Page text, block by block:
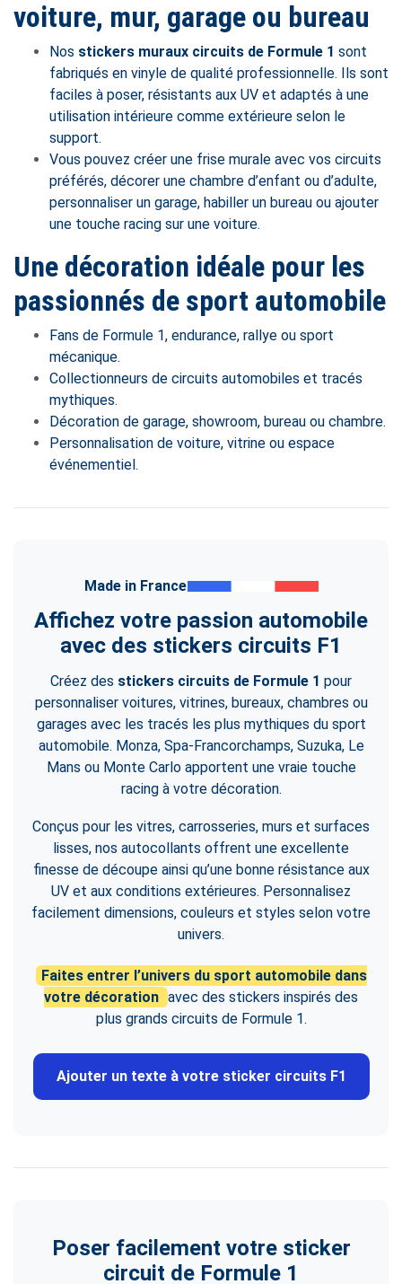
voiture, mur, garage ou bureau
Nos stickers muraux circuits de Formule 1 sont
fabriqués en vinyle de qualité professionnelle. Ils sont
faciles à poser, résistants aux UV et adaptés à une
utilisation intérieure comme extérieure selon le
support.
Vous pouvez créer une frise murale avec vos circuits
préférés, décorer une chambre d’enfant ou d’adulte,
personnaliser un garage, habiller un bureau ou ajouter
une touche racing sur une voiture.
Une décoration idéale pour les
passionnés de sport automobile
Fans de Formule 1, endurance, rallye ou sport
mécanique.
Collectionneurs de circuits automobiles et tracés
mythiques.
Décoration de garage, showroom, bureau ou chambre.
Personnalisation de voiture, vitrine ou espace
événementiel.
Made in France
Affichez votre passion automobile
avec des stickers circuits F1
Créez des stickers circuits de Formule 1 pour
personnaliser voitures, vitrines, bureaux, chambres ou
garages avec les tracés les plus mythiques du sport
automobile. Monza, Spa-Francorchamps, Suzuka, Le
Mans ou Monte Carlo apportent une vraie touche
racing à votre décoration.
Conçus pour les vitres, carrosseries, murs et surfaces
lisses, nos autocollants offrent une excellente
finesse de découpe ainsi qu’une bonne résistance aux
UV et aux conditions extérieures. Personnalisez
facilement dimensions, couleurs et styles selon votre
univers.
Faites entrer l’univers du sport automobile dans
votre décoration avec des stickers inspirés des
plus grands circuits de Formule 1.
Ajouter un texte à votre sticker circuits F1
Poser facilement votre sticker
circuit de Formule 1